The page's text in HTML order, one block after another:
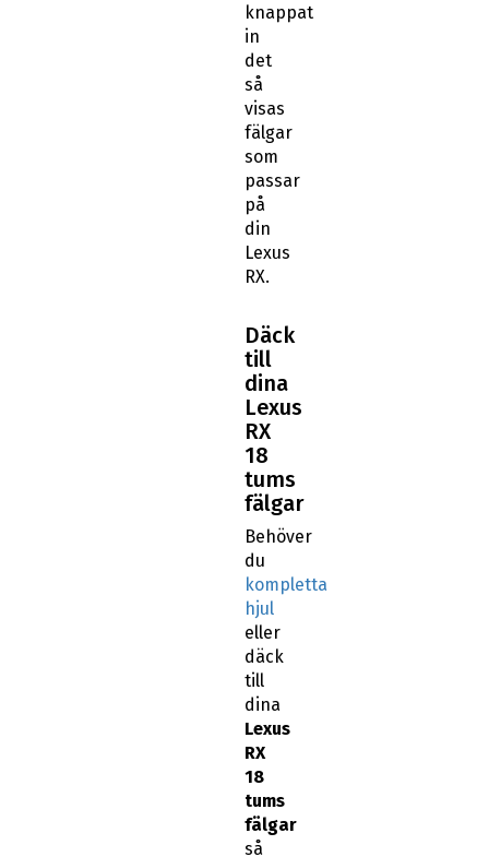
knappat
in
det
så
visas
fälgar
som
passar
på
din
Lexus
RX.
Däck
till
dina
Lexus
RX
18
tums
fälgar
Behöver
du
kompletta
hjul
eller
däck
till
dina
Lexus
RX
18
tums
fälgar
så